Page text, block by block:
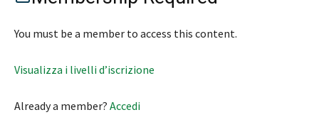
You must be a member to access this content.
Visualizza i livelli d’iscrizione
Already a member? Accedi